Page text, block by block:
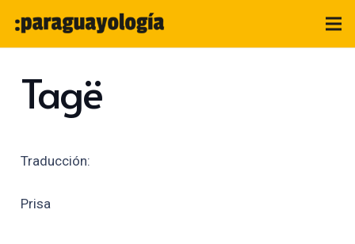
Tagë
Traducción:
Prisa